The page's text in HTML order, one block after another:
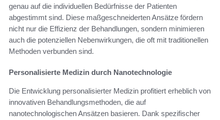
genau auf die individuellen Bedürfnisse der Patienten
abgestimmt sind. Diese maßgeschneiderten Ansätze fördern
nicht nur die Effizienz der Behandlungen, sondern minimieren
auch die potenziellen Nebenwirkungen, die oft mit traditionellen
Methoden verbunden sind.
Personalisierte Medizin durch Nanotechnologie
Die Entwicklung personalisierter Medizin profitiert erheblich von
innovativen Behandlungsmethoden, die auf
nanotechnologischen Ansätzen basieren. Dank spezifischer